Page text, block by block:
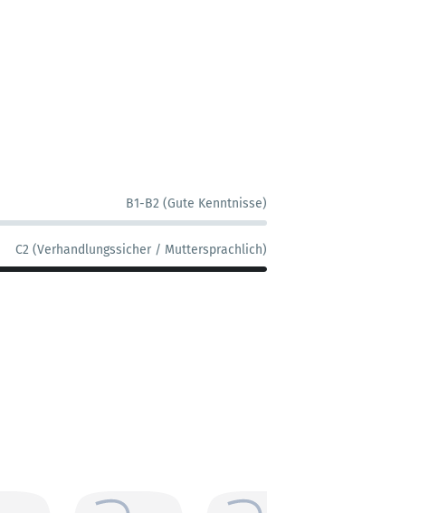
B1-B2 (Gute Kenntnisse)
C2 (Verhandlungssicher / Muttersprachlich)